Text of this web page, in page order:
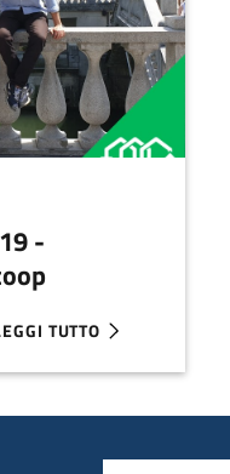
-
TUTTO
STARTUP IN THE